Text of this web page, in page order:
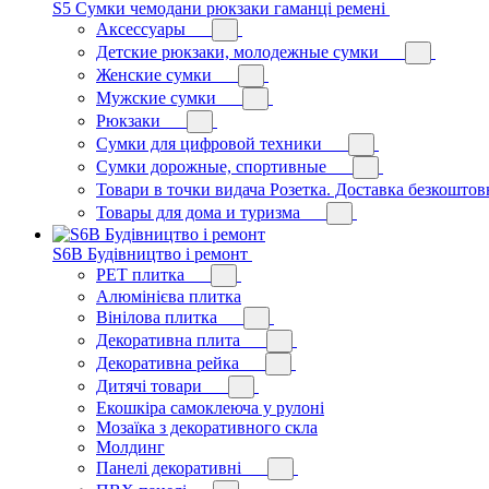
S5 Сумки чемодани рюкзаки гаманці ремені
Аксессуары
Детские рюкзаки, молодежные сумки
Женские сумки
Мужские сумки
Рюкзаки
Сумки для цифровой техники
Сумки дорожные, спортивные
Товари в точки видача Розетка. Доставка
Товары для дома и туризма
S6B Будівництво і ремонт
PЕT плитка
Алюмінієва плитка
Вінілова плитка
Декоративна плита
Декоративна рейка
Дитячі товари
Екошкіра самоклеюча у рулоні
Мозаїка з декоративного скла
Молдинг
Панелі декоративні